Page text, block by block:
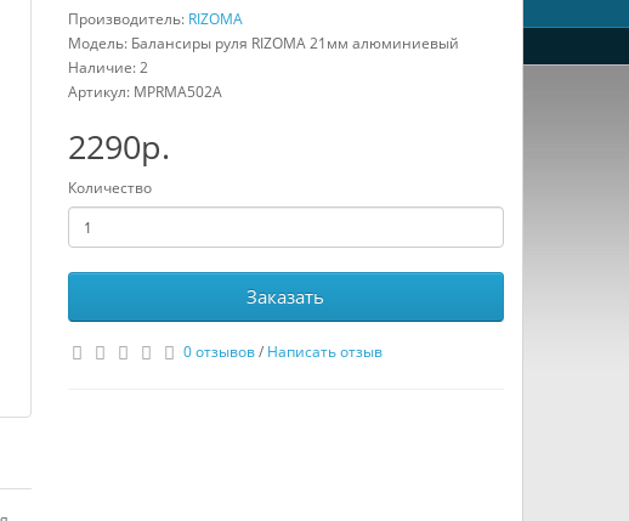
Производитель: RIZOMA
Модель: Балансиры руля RIZOMA 21мм алюминиевый
Наличие: 2
Артикул: MPRMA502A
2290р.
Количество
Заказать
0 отзывов/ Написать отзыв